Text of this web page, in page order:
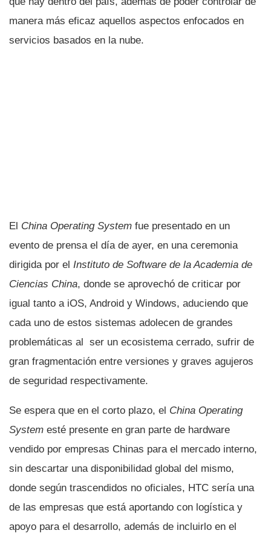
manera más eficaz aquellos aspectos enfocados en
servicios basados en la nube.
El China Operating System fue presentado en un
evento de prensa el dí­a de ayer, en una ceremonia
dirigida por el Instituto de Software de la Academia de
Ciencias China, donde se aprovechó de criticar por
igual tanto a iOS, Android y Windows, aduciendo que
cada uno de estos sistemas adolecen de grandes
problemáticas al ser un ecosistema cerrado, sufrir de
gran fragmentación entre versiones y graves agujeros
de seguridad respectivamente.
Se espera que en el corto plazo, el China Operating
System esté presente en gran parte de hardware
vendido por empresas Chinas para el mercado interno,
sin descartar una disponibilidad global del mismo,
donde según trascendidos no oficiales, HTC serí­a una
de las empresas que está aportando con logí­stica y
apoyo para el desarrollo, además de incluirlo en el